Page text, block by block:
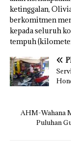
ketinggalan,
berkomitmen
kepada seluruh
tempuh
AHM-Wahana
Puluhan